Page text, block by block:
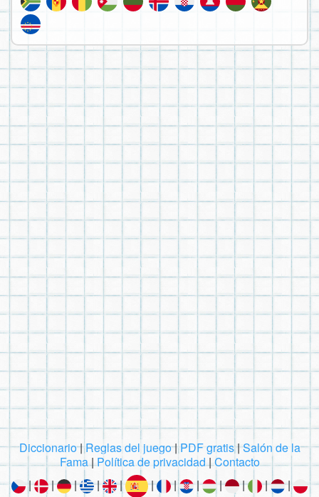
Diccionario|Reglas del juego|PDF gratis|Salón de la
Fama|Política de privacidad|Contacto
|
| | | | | | | | | |
|